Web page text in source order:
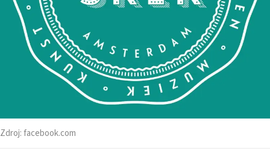
Zdroj:facebook.com